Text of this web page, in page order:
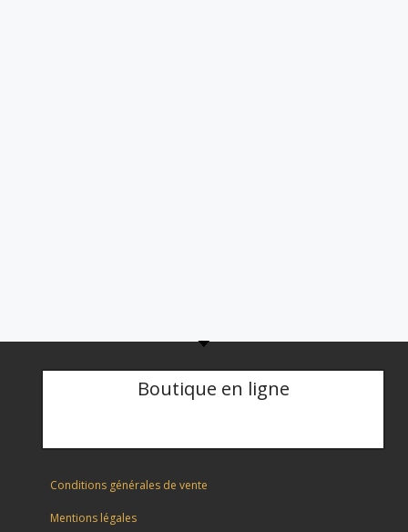
Boutique en ligne
Conditions générales de vente
Mentions légales